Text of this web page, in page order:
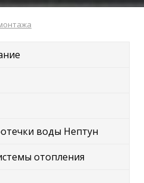
воды Нептун
отопления